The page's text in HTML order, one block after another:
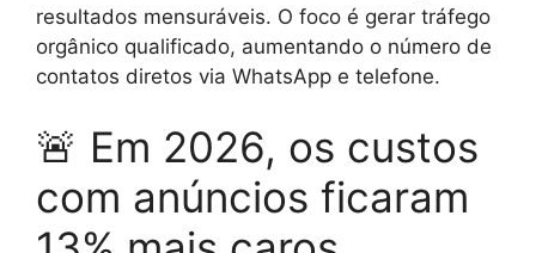
resultados mensuráveis. O foco é gerar tráfego
orgânico qualificado, aumentando o número de
contatos diretos via WhatsApp e telefone.
🚨 Em 2026, os custos
com anúncios ficaram